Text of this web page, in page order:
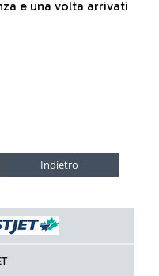
e una volta arrivati